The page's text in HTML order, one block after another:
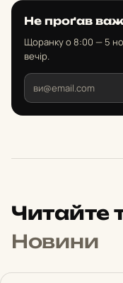
Не проґав
Щоранку о 8:00 — 5
вечір.
Читайте
Новини